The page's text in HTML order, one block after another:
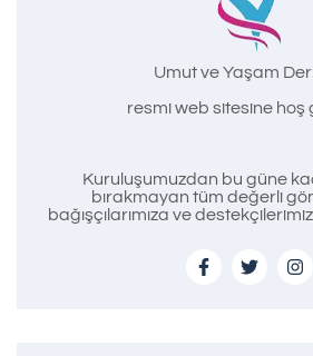
Umut ve Yaşam
resmi web sitesine hoş
Kuruluşumuzdan bu güne
bırakmayan tüm değerli
bağışçılarımıza ve